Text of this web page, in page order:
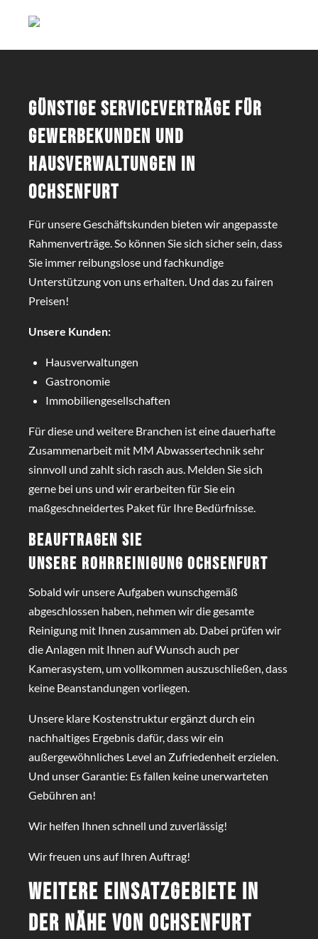
Günstige Serviceverträge für
Gewerbekunden und
Hausverwaltungen in
Ochsenfurt
Für unsere Geschäftskunden bieten wir angepasste
Rahmenverträge. So können Sie sich sicher sein, dass
Sie immer reibungslose und fachkundige
Unterstützung von uns erhalten. Und das zu fairen
Preisen!
Unsere Kunden:
Hausverwaltungen
Gastronomie
Immobiliengesellschaften
Für diese und weitere Branchen ist eine dauerhafte
Zusammenarbeit mit MM Abwassertechnik sehr
sinnvoll und zahlt sich rasch aus. Melden Sie sich
gerne bei uns und wir erarbeiten für Sie ein
maßgeschneidertes Paket für Ihre Bedürfnisse.
Beauftragen Sie
unsere Rohrreinigung Ochsenfurt
Sobald wir unsere Aufgaben wunschgemäß
abgeschlossen haben, nehmen wir die gesamte
Reinigung mit Ihnen zusammen ab. Dabei prüfen wir
die Anlagen mit Ihnen auf Wunsch auch per
Kamerasystem, um vollkommen auszuschließen, dass
keine Beanstandungen vorliegen.
Unsere klare Kostenstruktur ergänzt durch ein
nachhaltiges Ergebnis dafür, dass wir ein
außergewöhnliches Level an Zufriedenheit erzielen.
Und unser Garantie: Es fallen keine unerwarteten
Gebühren an!
Wir helfen Ihnen schnell und zuverlässig!
Wir freuen uns auf Ihren Auftrag!
Weitere Einsatzgebiete in
der Nähe von Ochsenfurt